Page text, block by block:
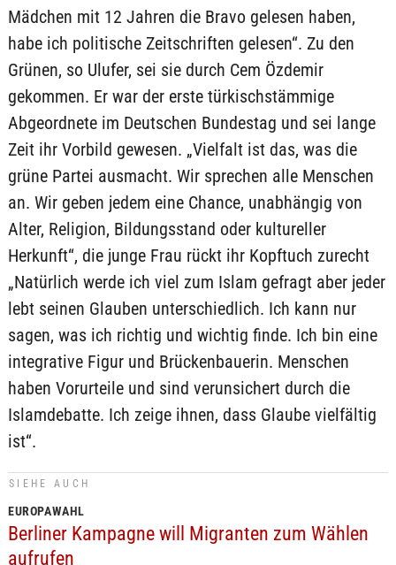
Mädchen mit 12 Jahren die Bravo gelesen haben,
habe ich politische Zeitschriften gelesen“. Zu den
Grünen, so Ulufer, sei sie durch Cem Özdemir
gekommen. Er war der erste türkischstämmige
Abgeordnete im Deutschen Bundestag und sei lange
Zeit ihr Vorbild gewesen. „Vielfalt ist das, was die
grüne Partei ausmacht. Wir sprechen alle Menschen
an. Wir geben jedem eine Chance, unabhängig von
Alter, Religion, Bildungsstand oder kultureller
Herkunft“, die junge Frau rückt ihr Kopftuch zurecht
„Natürlich werde ich viel zum Islam gefragt aber jeder
lebt seinen Glauben unterschiedlich. Ich kann nur
sagen, was ich richtig und wichtig finde. Ich bin eine
integrative Figur und Brückenbauerin. Menschen
haben Vorurteile und sind verunsichert durch die
Islamdebatte. Ich zeige ihnen, dass Glaube vielfältig
ist“.
SIEHE AUCH
EUROPAWAHL
Berliner Kampagne will Migranten zum Wählen
aufrufen